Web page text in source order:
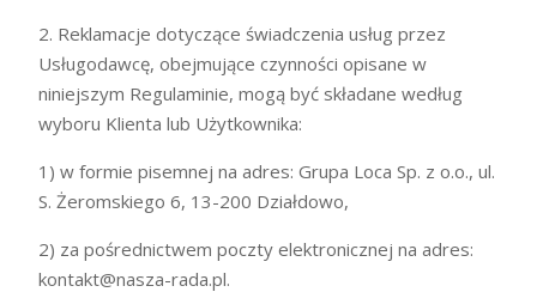
2. Reklamacje dotyczące świadczenia usług przez
Usługodawcę, obejmujące czynności opisane w
niniejszym Regulaminie, mogą być składane według
wyboru Klienta lub Użytkownika:
1) w formie pisemnej na adres: Grupa Loca Sp. z o.o., ul.
S. Żeromskiego 6, 13-200 Działdowo,
2) za pośrednictwem poczty elektronicznej na adres:
kontakt@nasza-rada.pl.